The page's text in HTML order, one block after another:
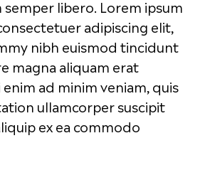
semper libero. Lorem ipsum
adipiscing elit,
nibh euismod tincidunt
magna aliquam erat
ad minim veniam, quis
ullamcorper suscipit
ex ea commodo